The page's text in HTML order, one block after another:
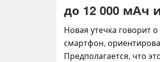
до 12 000 мАч
Новая утечка говорит
смартфон,
Предполагается, что